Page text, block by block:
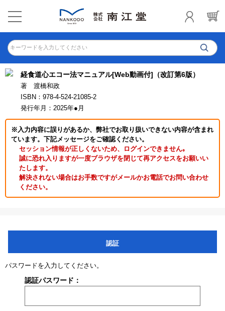
キーワードを入力してください
経食道心エコー法マニュアル[Web動画付]（改訂第6版）
著 渡橋和政
ISBN：978-4-524-21085-2
発行年月：2025年●月
※入力内容に誤りがあるか、弊社でお取り扱いできない内容が含まれ
ています。下記メッセージをご確認ください。
セッション情報が正しくないため、ログインできません｡
誠に恐れ入りますが一度ブラウザを閉じて再アクセスをお願いい
たします。
解決されない場合はお手数ですがメールかお電話でお問い合わせ
ください。
認証
パスワードを入力してください。
認証パスワード：